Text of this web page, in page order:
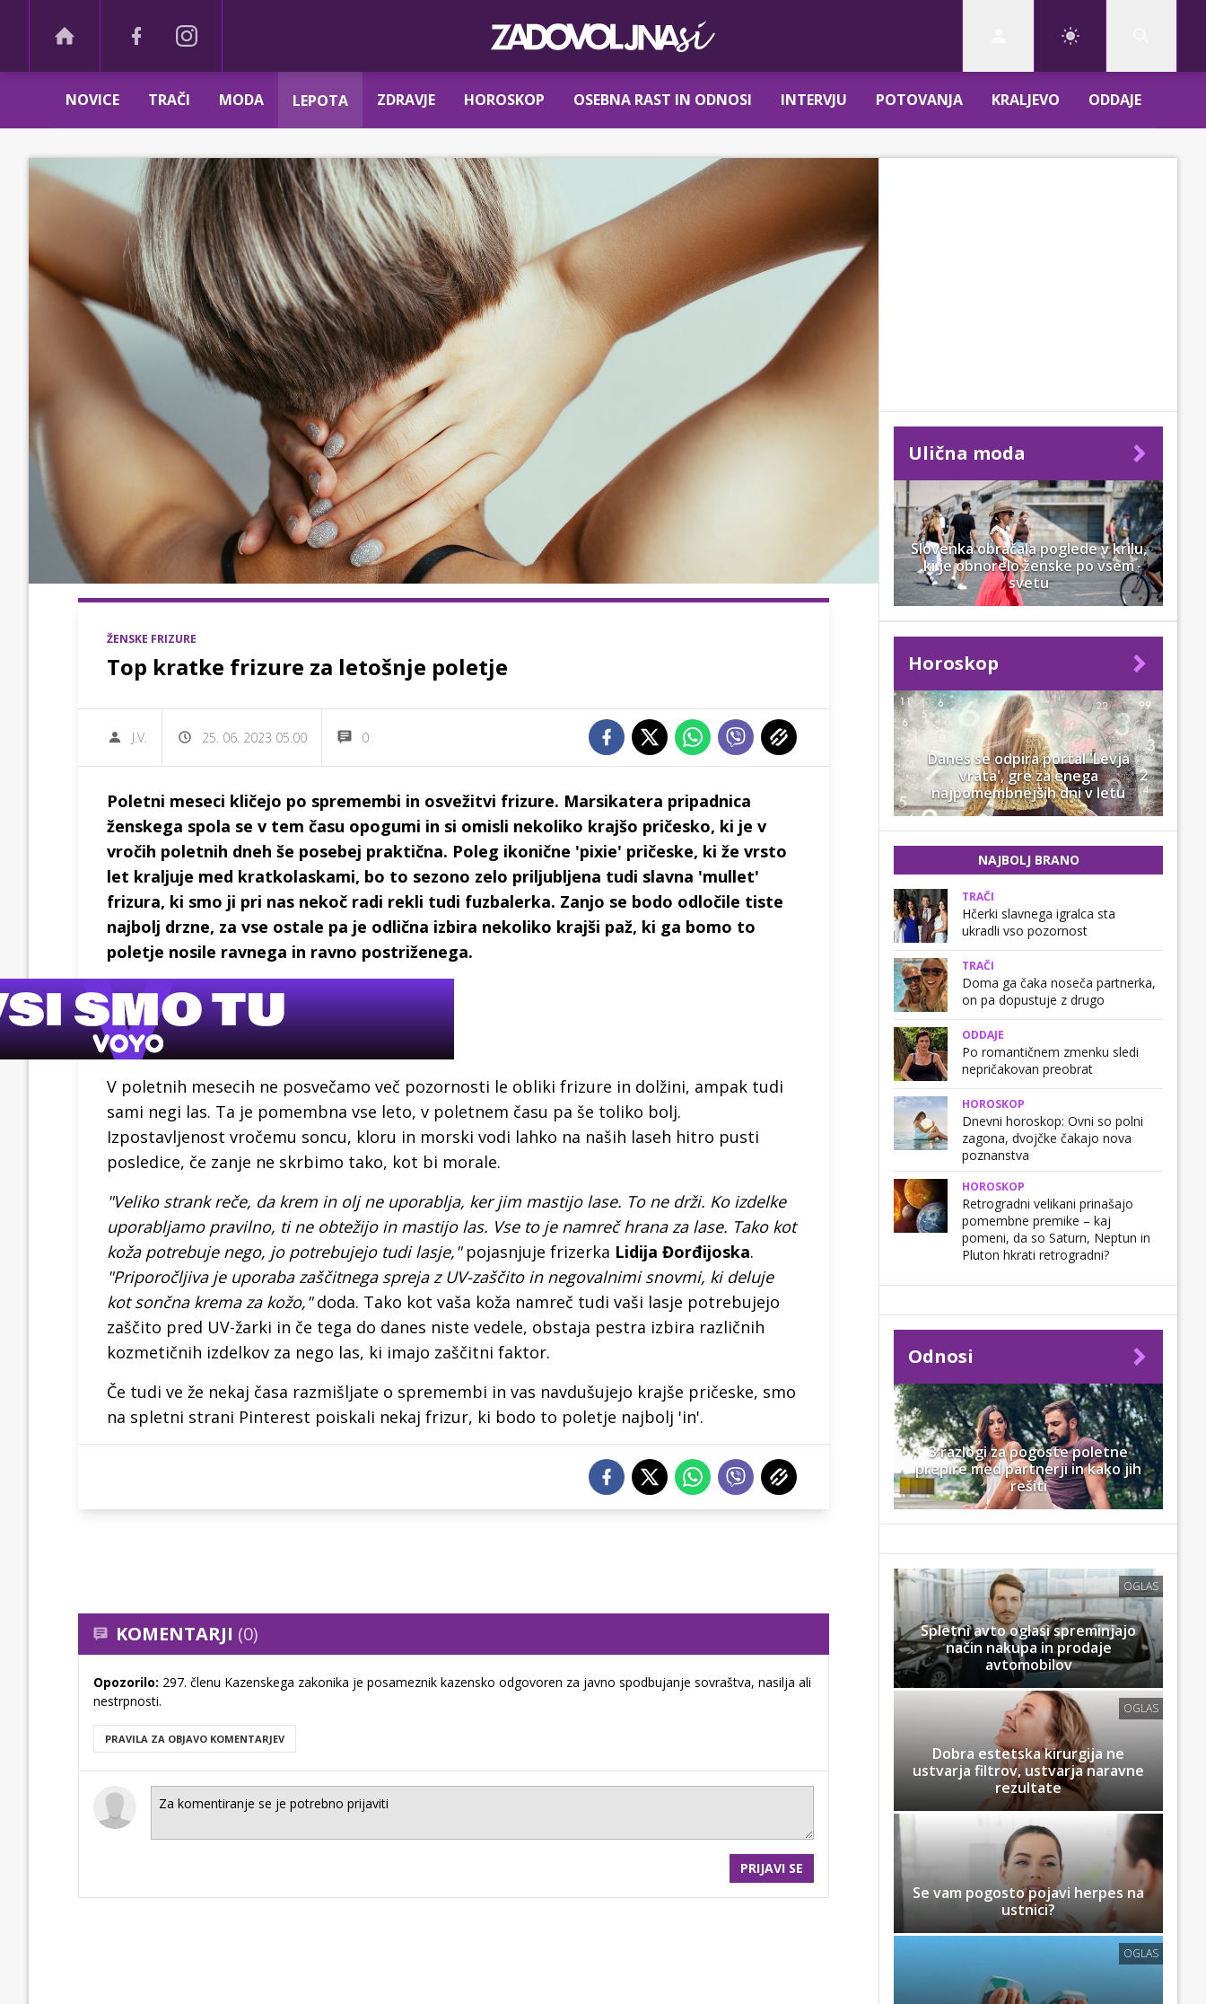
NOVICE TRAČI MODA LEPOTA ZDRAVJE HOROSKOP OSEBNA RAST IN ODNOSI INTERVJU POTOVANJA KRALJEVO ODDAJE
ŽENSKE FRIZURE
Top kratke frizure za letošnje poletje
J.V. 25. 06. 2023 05.00 0
Poletni meseci kličejo po spremembi in osvežitvi frizure. Marsikatera pripadnica
ženskega spola se v tem času opogumi in si omisli nekoliko krajšo pričesko, ki je v
vročih poletnih dneh še posebej praktična. Poleg ikonične 'pixie' pričeske, ki že vrsto
let kraljuje med kratkolaskami, bo to sezono zelo priljubljena tudi slavna 'mullet'
frizura, ki smo ji pri nas nekoč radi rekli tudi fuzbalerka. Zanjo se bodo odločile tiste
najbolj drzne, za vse ostale pa je odlična izbira nekoliko krajši paž, ki ga bomo to
poletje nosile ravnega in ravno postriženega.
V poletnih mesecih ne posvečamo več pozornosti le obliki frizure in dolžini, ampak tudi
sami negi las. Ta je pomembna vse leto, v poletnem času pa še toliko bolj.
Izpostavljenost vročemu soncu, kloru in morski vodi lahko na naših laseh hitro pusti
posledice, če zanje ne skrbimo tako, kot bi morale.
"Veliko strank reče, da krem in olj ne uporablja, ker jim mastijo lase. To ne drži. Ko izdelke
uporabljamo pravilno, ti ne obtežijo in mastijo las. Vse to je namreč hrana za lase. Tako kot
koža potrebuje nego, jo potrebujejo tudi lasje,"pojasnjuje frizerka Lidija Đorđijoska.
"Priporočljiva je uporaba zaščitnega spreja z UV-zaščito in negovalnimi snovmi, ki deluje
kot sončna krema za kožo,"doda. Tako kot vaša koža namreč tudi vaši lasje potrebujejo
zaščito pred UV-žarki in če tega do danes niste vedele, obstaja pestra izbira različnih
kozmetičnih izdelkov za nego las, ki imajo zaščitni faktor.
Če tudi ve že nekaj časa razmišljate o spremembi in vas navdušujejo krajše pričeske, smo
na spletni strani Pinterest poiskali nekaj frizur, ki bodo to poletje najbolj 'in'.
KOMENTARJI (0)
Opozorilo: 297. členu Kazenskega zakonika je posameznik kazensko odgovoren za javno spodbujanje sovraštva, nasilja ali
nestrpnosti.
PRAVILA ZA OBJAVO KOMENTARJEV
PRIJAVI SE
Ulična moda
Slovenka obračala poglede v krilu,
ki je obnorelo ženske po vsem
svetu
Horoskop
Danes se odpira portal 'Levja
vrata', gre za enega
najpomembnejših dni v letu
NAJBOLJ BRANO
TRAČI
Hčerki slavnega igralca sta
ukradli vso pozornost
TRAČI
Doma ga čaka noseča partnerka,
on pa dopustuje z drugo
ODDAJE
Po romantičnem zmenku sledi
nepričakovan preobrat
HOROSKOP
Dnevni horoskop: Ovni so polni
zagona, dvojčke čakajo nova
poznanstva
HOROSKOP
Retrogradni velikani prinašajo
pomembne premike – kaj
pomeni, da so Saturn, Neptun in
Pluton hkrati retrogradni?
Odnosi
3 razlogi za pogoste poletne
prepire med partnerji in kako jih
rešiti
OGLAS
Spletni avto oglasi spreminjajo
način nakupa in prodaje
avtomobilov
OGLAS
Dobra estetska kirurgija ne
ustvarja filtrov, ustvarja naravne
rezultate
Se vam pogosto pojavi herpes na
ustnici?
OGLAS